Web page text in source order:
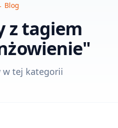
Blog
z tagiem
w tej kategorii